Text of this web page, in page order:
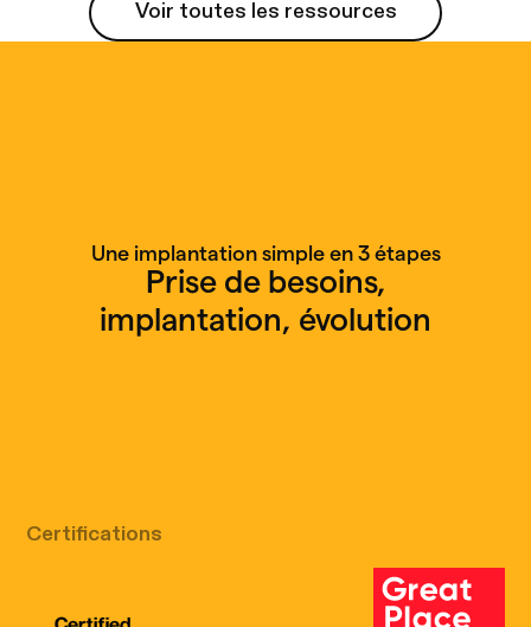
Voir toutes les ressources
Une implantation simple en 3 étapes
Prise de besoins,
implantation, évolution
Certifications